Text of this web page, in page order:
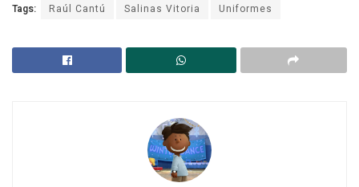
Tags: Raúl Cantú Salinas Vitoria Uniformes